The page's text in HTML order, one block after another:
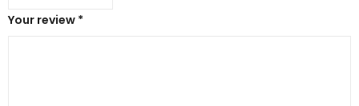
Your review *